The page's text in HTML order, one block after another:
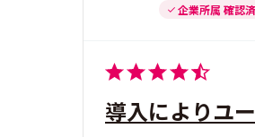
企業所属 確認済
導入によりユ